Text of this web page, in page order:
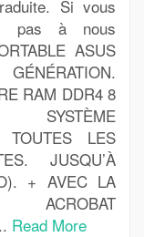
Si vous
pas à nous
ASUS
RAM DDR4 8
TOUTES LES
JUSQU’À
+ AVEC LA
ACROBAT
Read More